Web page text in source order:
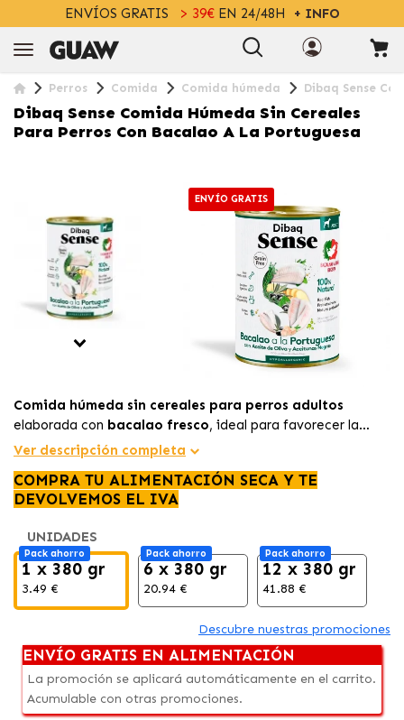
ENVÍOS GRATIS > 39€EN 24/48H + INFO
Perros Comida Comida húmeda Dibaq Sense
Dibaq Sense Comida Húmeda Sin Cereales
Para Perros Con Bacalao A La Portuguesa
ENVÍO GRATIS
Comida húmeda sin cereales para perros adultos
elaborada con bacalao fresco, ideal para favorecer la
digestión, aportar proteínas de calidad y ofrecer una receta
Ver descripción completa
COMPRA TU ALIMENTACIÓN SECA Y TE
DEVOLVEMOS EL IVA
UNIDADES
Pack ahorro
1 x 380 gr
3.49 €
Pack ahorro
6 x 380 gr
20.94 €
Pack ahorro
12 x 380 gr
41.88 €
Descubre nuestras promociones
ENVÍO GRATIS EN ALIMENTACIÓN
La promoción se aplicará automáticamente en el carrito.
Acumulable con otras promociones.